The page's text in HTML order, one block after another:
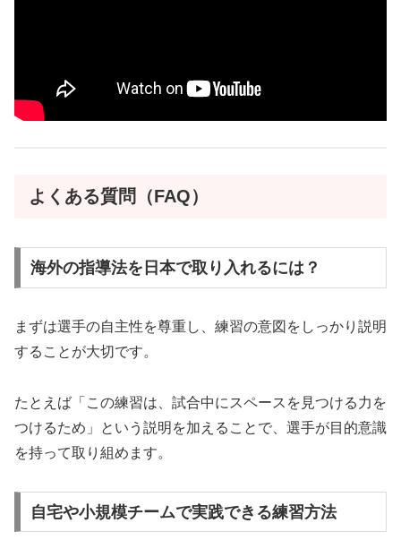
よくある質問（FAQ）
海外の指導法を日本で取り入れるには？
まずは選手の自主性を尊重し、練習の意図をしっかり説明
することが大切です。
たとえば「この練習は、試合中にスペースを見つける力を
つけるため」という説明を加えることで、選手が目的意識
を持って取り組めます。
自宅や小規模チームで実践できる練習方法